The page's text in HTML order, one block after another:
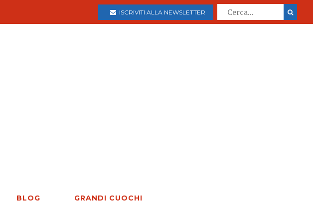
ISCRIVITI ALLA NEWSLETTER
BLOG GRANDI CUOCHI